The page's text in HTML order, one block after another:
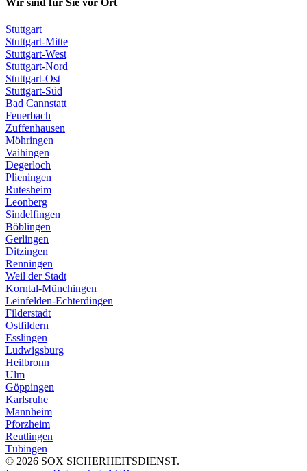
Wir sind für Sie vor Ort
Stuttgart
Stuttgart-Mitte
Stuttgart-West
Stuttgart-Nord
Stuttgart-Ost
Stuttgart-Süd
Bad Cannstatt
Feuerbach
Zuffenhausen
Möhringen
Vaihingen
Degerloch
Plieningen
Rutesheim
Leonberg
Sindelfingen
Böblingen
Gerlingen
Ditzingen
Renningen
Weil der Stadt
Korntal-Münchingen
Leinfelden-Echterdingen
Filderstadt
Ostfildern
Esslingen
Ludwigsburg
Heilbronn
Ulm
Göppingen
Karlsruhe
Mannheim
Pforzheim
Reutlingen
Tübingen
© 2026 SOX SICHERHEITSDIENST.